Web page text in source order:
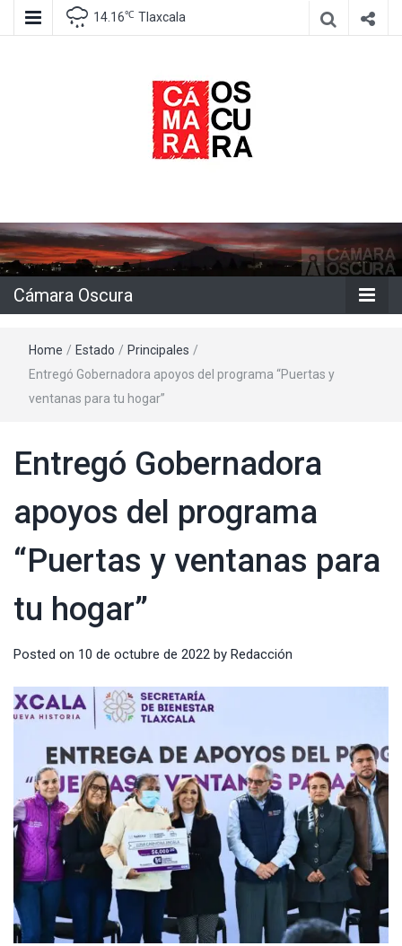
14.16℃ Tlaxcala
Cámara
Oscura
Cámara Oscura
Home / Estado / Principales /
Entregó Gobernadora apoyos del programa “Puertas y
ventanas para tu hogar”
Entregó Gobernadora
apoyos del programa
“Puertas y ventanas para
tu hogar”
Posted on 10 de octubre de 2022 by Redacción